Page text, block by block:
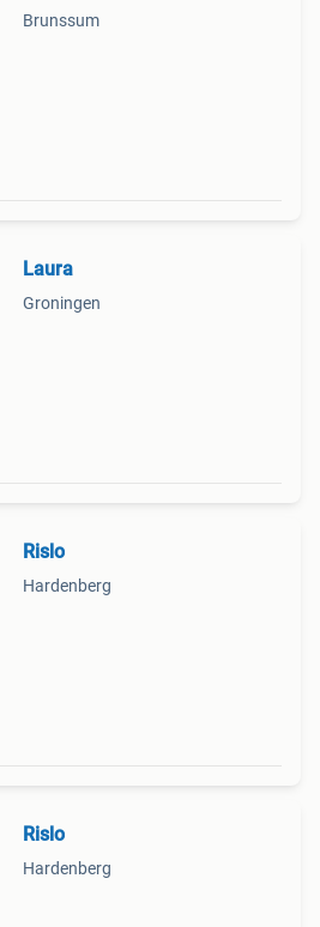
Brunssum
Laura
Groningen
Rislo
Hardenberg
Rislo
Hardenberg